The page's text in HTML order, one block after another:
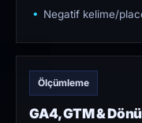
Negatif kelime/
Ölçümleme
GA4, GTM &